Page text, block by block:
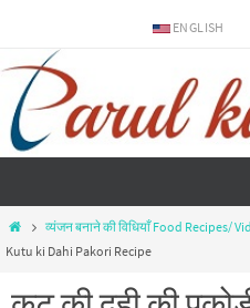
ENGLISH
व्यंजन बनाने की विधियाँ Food Recipes/
Kutu ki Dahi Pakori Recipe